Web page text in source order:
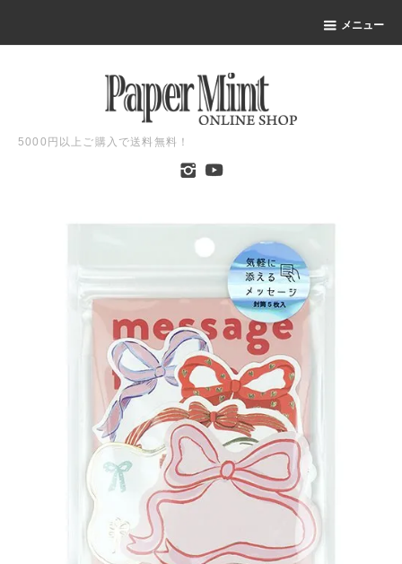
メニュー
5000円以上ご購入で送料無料！